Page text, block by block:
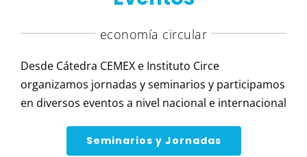
economía circular
Desde Cátedra CEMEX e Instituto Circe
organizamos jornadas y seminarios y participamos
en diversos eventos a nivel nacional e internacional
Seminarios y Jornadas